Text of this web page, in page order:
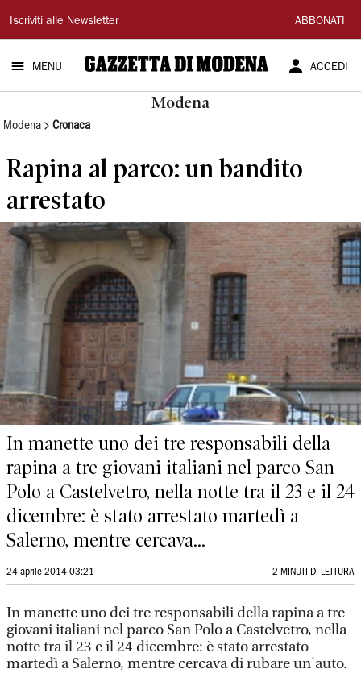
Gazzetta
di
Modena
Iscriviti alle Newsletter ABBONATI
MENU ACCEDI
Modena
Modena Cronaca
Rapina al parco: un bandito
arrestato
In manette uno dei tre responsabili della
rapina a tre giovani italiani nel parco San
Polo a Castelvetro, nella notte tra il 23 e il 24
dicembre: è stato arrestato martedì a
Salerno, mentre cercava...
24 aprile 2014 03:21 2 MINUTI DI LETTURA
In manette uno dei tre responsabili della rapina a tre
giovani italiani nel parco San Polo a Castelvetro, nella
notte tra il 23 e il 24 dicembre: è stato arrestato
martedì a Salerno, mentre cercava di rubare un'auto.